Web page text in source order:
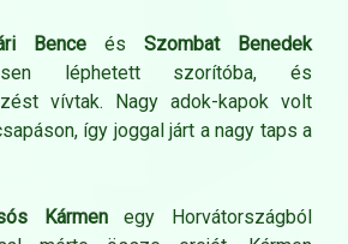
Bence és Szombat Benedek
léphetett szorítóba, és
vívtak. Nagy adok-kapok volt
így joggal járt a nagy taps a
Kármenegy Horvátországból